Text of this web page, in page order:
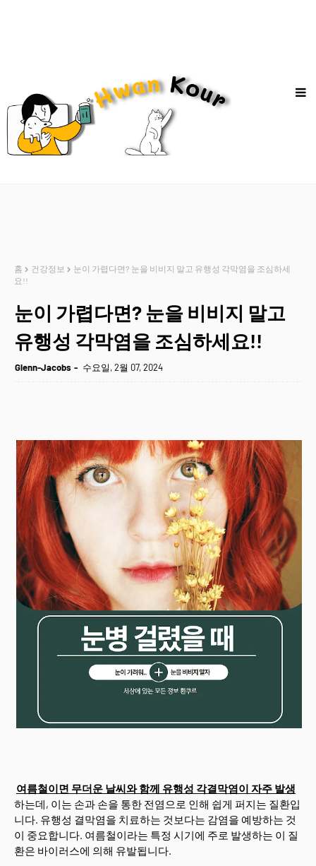
홈 건강정보
눈이 가렵다면? 눈을 비비지 말고 유행성 각막염을 조심하세
요!!
눈이 가렵다면? 눈을 비비지 말고
유행성 각막염을 조심하세요!!
Glenn-Jacobs 수요일, 2월 07, 2024
여름철이면 무더운 날씨와 함께 유행성 각결막염이 자주 발생
하는데, 이는 손과 손을 통한 전염으로 인해 쉽게 퍼지는 질환입
니다. 유행성 결막염을 치료하는 것보다는 감염을 예방하는 것
이 중요합니다. 여름철이라는 특정 시기에 주로 발생하는 이 질
환은 바이러스에 의해 유발됩니다.